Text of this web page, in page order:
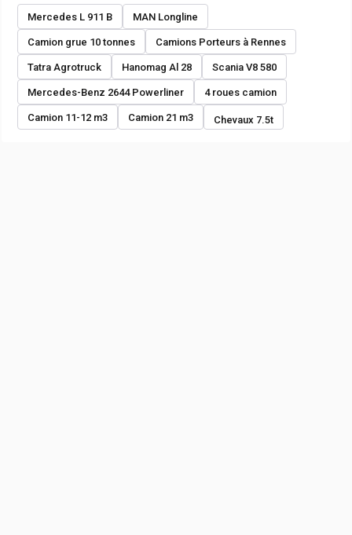
Mercedes L 911 B MAN Longline
Camion grue 10 tonnes Camions Porteurs à Rennes
Tatra Agrotruck Hanomag Al 28 Scania V8 580
Mercedes-Benz 2644 Powerliner 4 roues camion
Camion 11-12 m3 Camion 21 m3 Chevaux 7.5t